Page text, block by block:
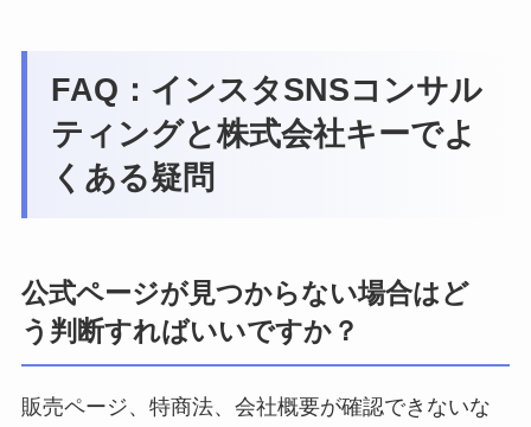
FAQ：インスタSNSコンサル
ティングと株式会社キーでよ
くある疑問
公式ページが見つからない場合はど
う判断すればいいですか？
販売ページ、特商法、会社概要が確認できないな